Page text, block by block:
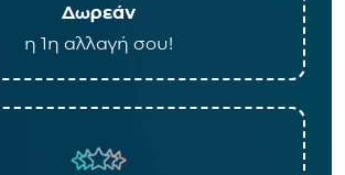
Δωρεάν
η 1η αλλαγή σου!